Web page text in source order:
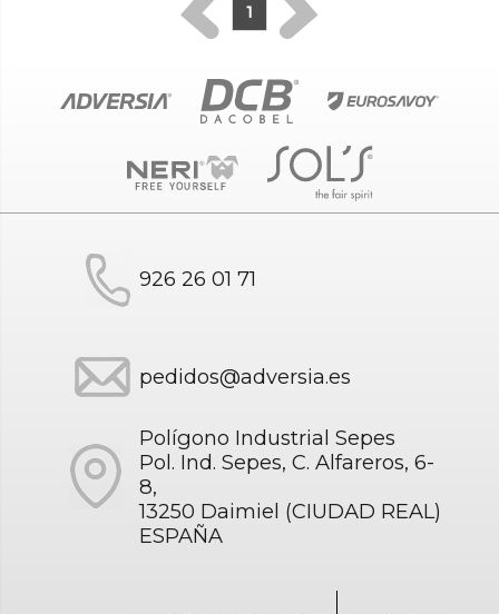
1
926 26 01 71
pedidos@adversia.es
Polígono Industrial Sepes
Pol. Ind. Sepes, C. Alfareros, 6-
8,
13250 Daimiel (CIUDAD REAL)
ESPAÑA